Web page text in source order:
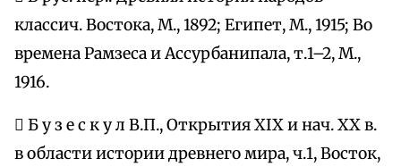
классич. Востока, М., 1892; Египет, М., 1915; Во
времена Рамзеса и Ассурбанипала, т.1–2, М.,
1916.
 Б у з е с к у л В.П., Открытия XIX и нач. ХХ в.
в области истории древнего мира, ч.1, Восток,